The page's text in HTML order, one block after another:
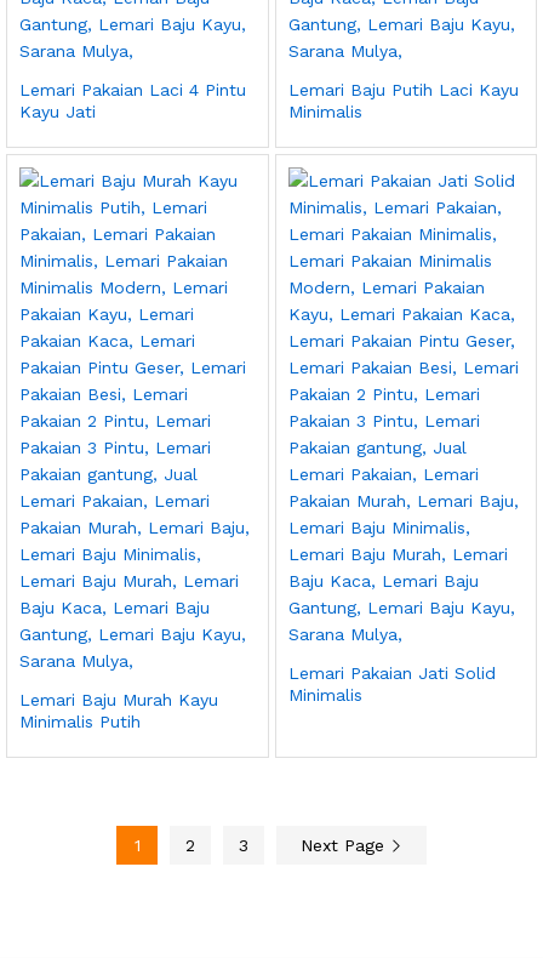
Lemari Pakaian Laci 4 Pintu
Kayu Jati
Lemari Baju Putih Laci Kayu
Minimalis
Lemari Baju Murah Kayu
Minimalis Putih
Lemari Pakaian Jati Solid
Minimalis
1 2 3 Next Page